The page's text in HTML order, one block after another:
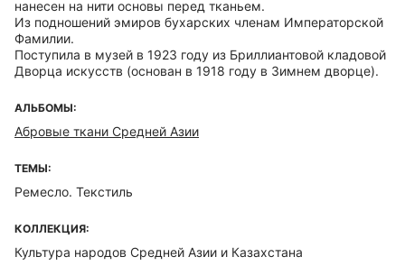
нанесен на нити основы перед тканьем.
Из подношений эмиров бухарских членам Императорской
Фамилии.
Поступила в музей в 1923 году из Бриллиантовой кладовой
Дворца искусств (основан в 1918 году в Зимнем дворце).
АЛЬБОМЫ:
Абровые ткани Средней Азии
ТЕМЫ:
Ремесло. Текстиль
КОЛЛЕКЦИЯ:
Культура народов Средней Азии и Казахстана